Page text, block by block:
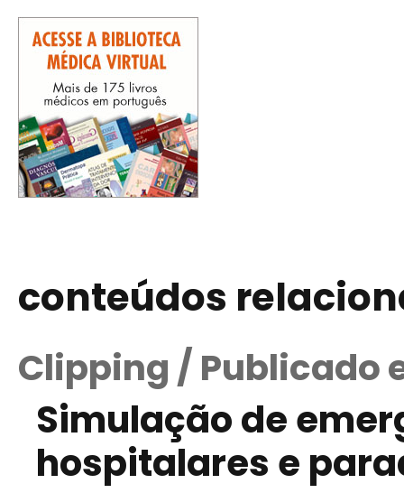
conteúdos
Clipping / Publicado
Simulação de
hospitalares e